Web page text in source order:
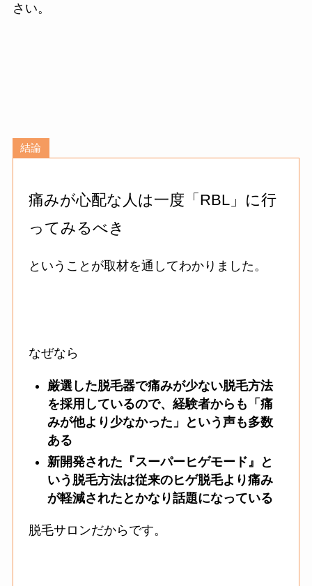
さい。
結論
痛みが心配な人は一度「RBL」に行
ってみるべき
ということが取材を通してわかりました。
なぜなら
厳選した脱毛器で痛みが少ない脱毛方法
を採用しているので、経験者からも「痛
みが他より少なかった」という声も多数
ある
新開発された『スーパーヒゲモード』と
いう脱毛方法は従来のヒゲ脱毛より痛み
が軽減されたとかなり話題になっている
脱毛サロンだからです。